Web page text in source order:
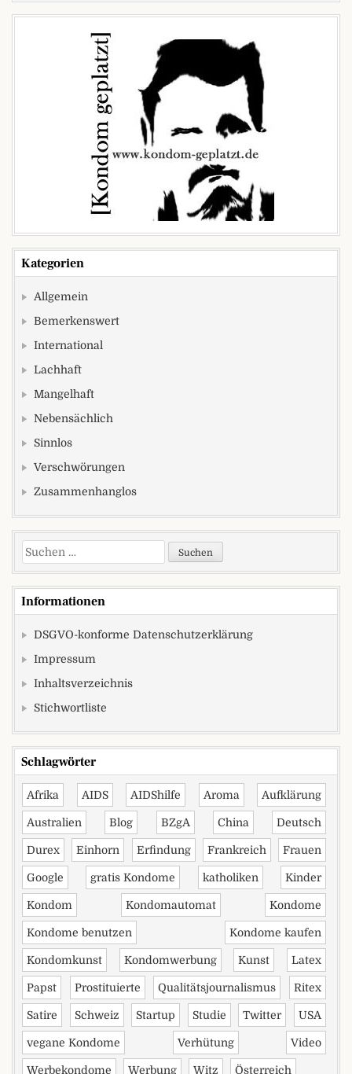
Kategorien
Allgemein
Bemerkenswert
International
Lachhaft
Mangelhaft
Nebensächlich
Sinnlos
Verschwörungen
Zusammenhanglos
Suchen nach:
Informationen
DSGVO-konforme Datenschutzerklärung
Impressum
Inhaltsverzeichnis
Stichwortliste
Schlagwörter
Afrika AIDS AIDShilfe Aroma Aufklärung
Australien Blog BZgA China Deutsch
Durex Einhorn Erfindung Frankreich Frauen
Google gratis Kondome katholiken Kinder
Kondom Kondomautomat Kondome
Kondome benutzen Kondome kaufen
Kondomkunst Kondomwerbung Kunst Latex
Papst Prostituierte Qualitätsjournalismus Ritex
Satire Schweiz Startup Studie Twitter USA
vegane Kondome Verhütung Video
Werbekondome Werbung Witz Österreich